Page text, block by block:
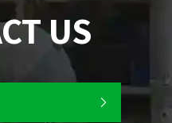
US